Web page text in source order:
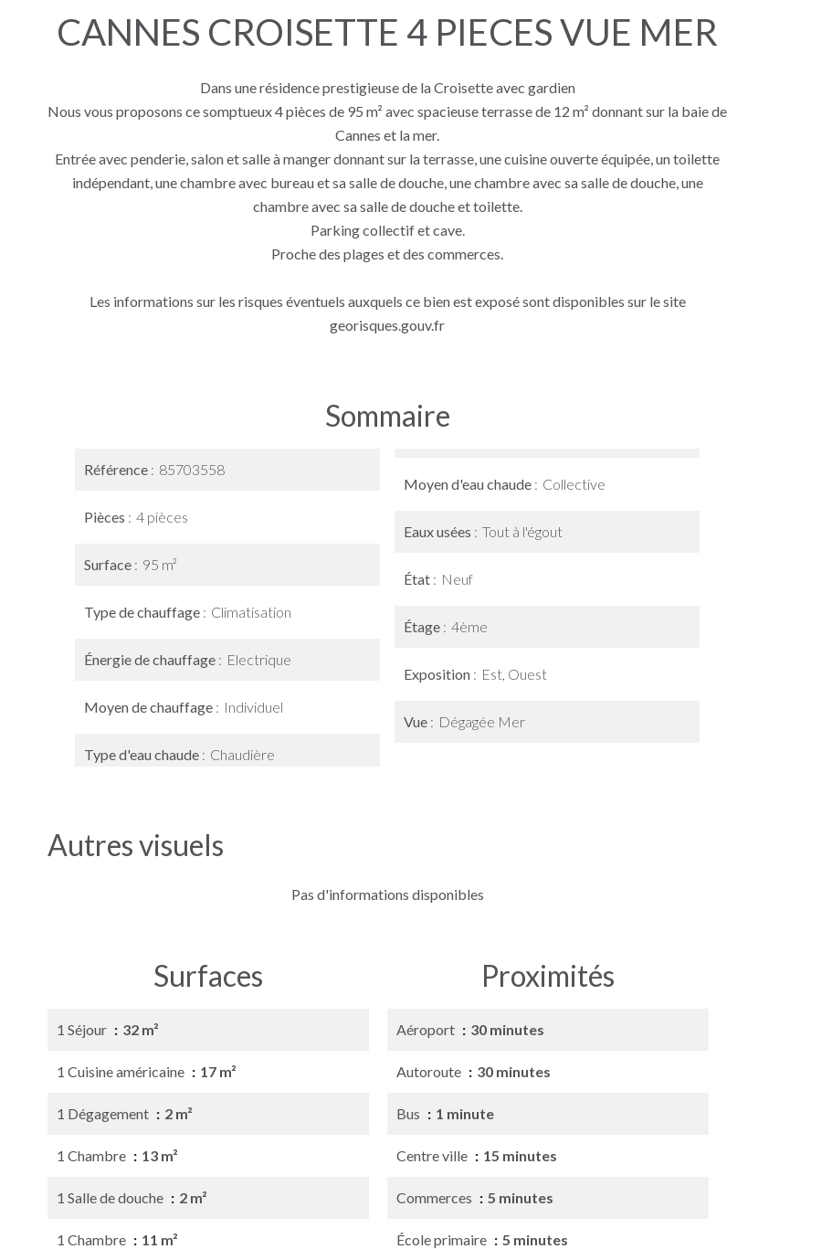
CANNES CROISETTE 4 PIECES VUE MER
Dans une résidence prestigieuse de la Croisette avec gardien
Nous vous proposons ce somptueux 4 pièces de 95 m² avec spacieuse terrasse de 12 m² donnant sur la baie de
Cannes et la mer.
Entrée avec penderie, salon et salle à manger donnant sur la terrasse, une cuisine ouverte équipée, un toilette
indépendant, une chambre avec bureau et sa salle de douche, une chambre avec sa salle de douche, une
chambre avec sa salle de douche et toilette.
Parking collectif et cave.
Proche des plages et des commerces.
Les informations sur les risques éventuels auxquels ce bien est exposé sont disponibles sur le site
georisques.gouv.fr
Sommaire
Référence 85703558
Pièces 4 pièces
Surface 95 m²
Type de chauffage Climatisation
Énergie de chauffage Electrique
Moyen de chauffage Individuel
Type d'eau chaude Chaudière
Moyen d'eau chaude Collective
Eaux usées Tout à l'égout
État Neuf
Étage 4ème
Exposition Est, Ouest
Vue Dégagée Mer
Autres visuels
Pas d'informations disponibles
Surfaces
1 Séjour 32 m²
1 Cuisine américaine 17 m²
1 Dégagement 2 m²
1 Chambre 13 m²
1 Salle de douche 2 m²
1 Chambre 11 m²
Proximités
Aéroport 30 minutes
Autoroute 30 minutes
Bus 1 minute
Centre ville 15 minutes
Commerces 5 minutes
École primaire 5 minutes